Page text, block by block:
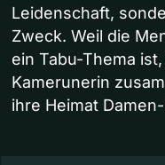
Leidenschaft,
Zweck. Weil die
ein Tabu-Thema
Kamerunerin
ihre Heimat